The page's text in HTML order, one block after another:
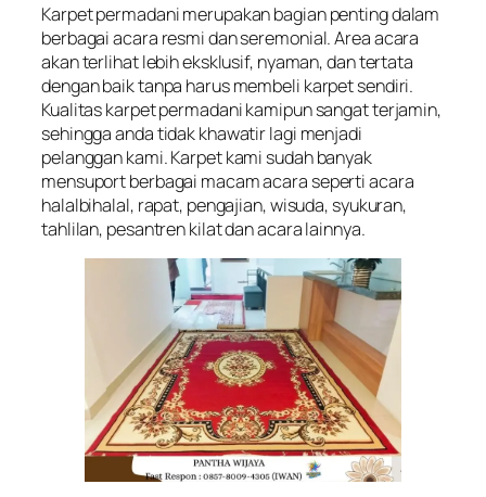
Karpet permadani merupakan bagian penting dalam
berbagai acara resmi dan seremonial. Area acara
akan terlihat lebih eksklusif, nyaman, dan tertata
dengan baik tanpa harus membeli karpet sendiri.
Kualitas karpet permadani kamipun sangat terjamin,
sehingga anda tidak khawatir lagi menjadi
pelanggan kami. Karpet kami sudah banyak
mensuport berbagai macam acara seperti acara
halalbihalal, rapat, pengajian, wisuda, syukuran,
tahlilan, pesantren kilat dan acara lainnya.